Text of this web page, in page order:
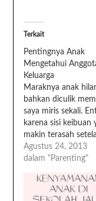
Terkait
Pentingnya Anak
Mengetahui
Keluarga
Maraknya anak
bahkan diculik
saya miris sekali.
karena sisi keibuan
makin terasah
memiliki buah hati.
pertama saya
sangat hafal
adek, aku dan
Agustus 24, 2013
dalam "Parenting"